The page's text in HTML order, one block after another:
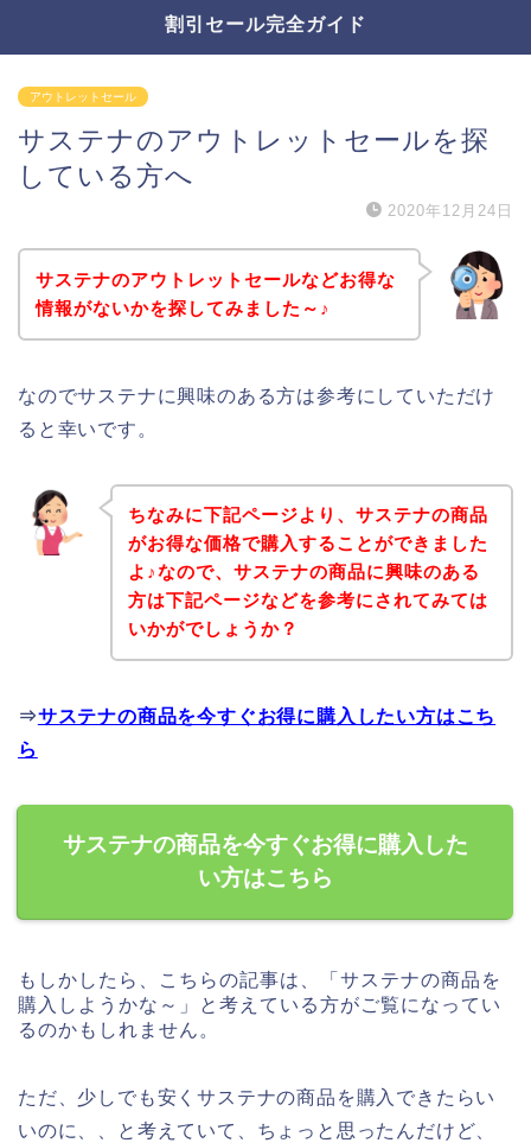
割引セール完全ガイド
アウトレットセール
サステナのアウトレットセールを探
している方へ
2020年12月24日
サステナのアウトレットセールなどお得な
情報がないかを探してみました～♪
なのでサステナに興味のある方は参考にしていただけ
ると幸いです。
ちなみに下記ページより、サステナの商品
がお得な価格で購入することができました
よ♪なので、サステナの商品に興味のある
方は下記ページなどを参考にされてみては
いかがでしょうか？
⇒サステナの商品を今すぐお得に購入したい方はこち
ら
サステナの商品を今すぐお得に購入した
い方はこちら
もしかしたら、こちらの記事は、「サステナの商品を
購入しようかな～」と考えている方がご覧になってい
るのかもしれません。
ただ、少しでも安くサステナの商品を購入できたらい
いのに、、と考えていて、ちょっと思ったんだけど、